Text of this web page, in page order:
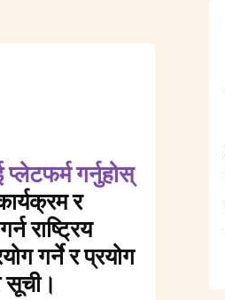
गर्नुहोस्
र
राष्ट्रिय
गर्ने र प्रयोग
सूची।